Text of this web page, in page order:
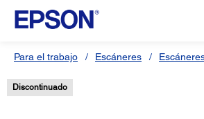
Para el trabajo Escáneres
Discontinuado